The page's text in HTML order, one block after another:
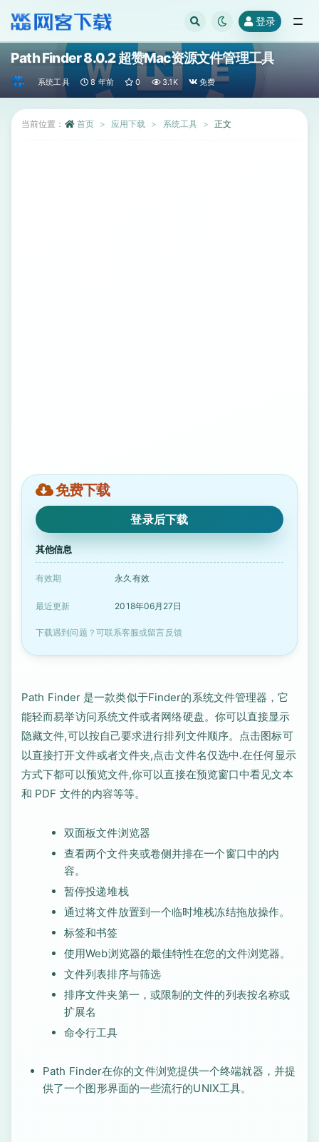
登录
Path Finder 8.0.2 超赞Mac资源文件管理工具
系统工具 8 年前 0 3.1K 免费
当前位置： 首页 应用下载 系统工具 正文
免费下载
登录后下载
其他信息
有效期 永久有效
最近更新 2018年06月27日
下载遇到问题？可联系客服或留言反馈
Path Finder 是一款类似于Finder的系统文件管理器，它
能轻而易举访问系统文件或者网络硬盘。你可以直接显示
隐藏文件,可以按自己要求进行排列文件顺序。点击图标可
以直接打开文件或者文件夹,点击文件名仅选中.在任何显示
方式下都可以预览文件,你可以直接在预览窗口中看见文本
和 PDF 文件的内容等等。
双面板文件浏览器
查看两个文件夹或卷侧并排在一个窗口中的内
容。
暂停投递堆栈
通过将文件放置到一个临时堆栈冻结拖放操作。
标签和书签
使用Web浏览器的最佳特性在您的文件浏览器。
文件列表排序与筛选
排序文件夹第一，或限制的文件的列表按名称或
扩展名
命令行工具
Path Finder在你的文件浏览提供一个终端就器，并提
供了一个图形界面的一些流行的UNIX工具。
全部